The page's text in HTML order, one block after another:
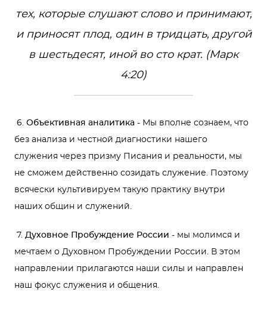
тех, которые слушают слово и принимают,
и приносят плод, один в тридцать, другой
в шестьдесят, иной во сто крат. (Марк
4:20)
6. Объективная аналитика - Мы вполне сознаем, что
без анализа и честной диагностики нашего
служения через призму Писания и реальности, мы
не сможем действенно созидать служение. Поэтому
всячески культивируем такую практику внутри
наших общин и служений.
7. Духовное Пробуждение России - мы молимся и
мечтаем о Духовном Пробуждении России. В этом
направлении прилагаются наши силы и направлен
наш фокус служения и общения.